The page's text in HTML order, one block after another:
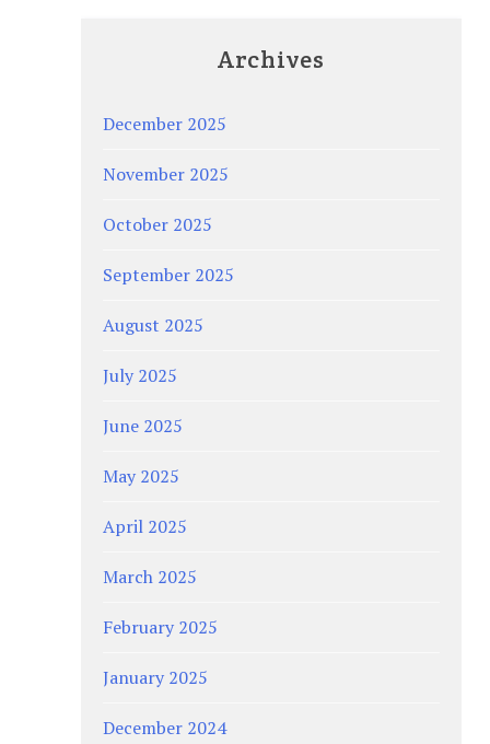
Archives
December 2025
November 2025
October 2025
September 2025
August 2025
July 2025
June 2025
May 2025
April 2025
March 2025
February 2025
January 2025
December 2024